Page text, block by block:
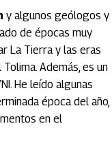
y algunos geólogos y
de épocas muy
La Tierra y las eras
Además, es un
He leído algunas
época del año,
en el